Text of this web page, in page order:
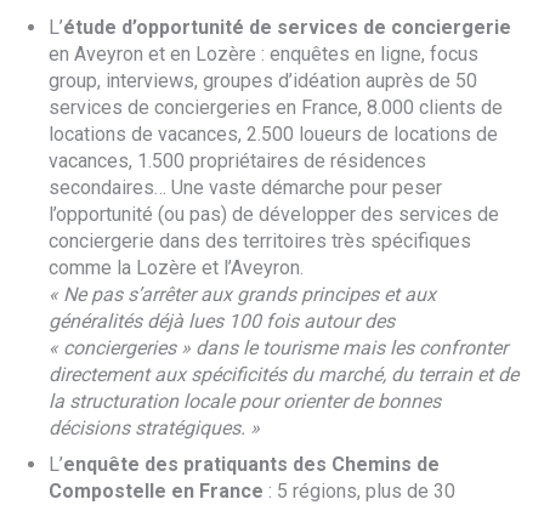
L’étude d’opportunité de services de conciergerie
en Aveyron et en Lozère : enquêtes en ligne, focus
group, interviews, groupes d’idéation auprès de 50
services de conciergeries en France, 8.000 clients de
locations de vacances, 2.500 loueurs de locations de
vacances, 1.500 propriétaires de résidences
secondaires… Une vaste démarche pour peser
l’opportunité (ou pas) de développer des services de
conciergerie dans des territoires très spécifiques
comme la Lozère et l’Aveyron.
« Ne pas s’arrêter aux grands principes et aux
généralités déjà lues 100 fois autour des
« conciergeries » dans le tourisme mais les confronter
directement aux spécificités du marché, du terrain et de
la structuration locale pour orienter de bonnes
décisions stratégiques. »
L’enquête des pratiquants des Chemins de
Compostelle en France : 5 régions, plus de 30